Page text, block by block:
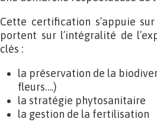
Cette certification s’appuie
portent sur l’intégralité de
clés :
la préservation de la
fleurs….)
la stratégie phytosanitaire
la gestion de la fertilisation